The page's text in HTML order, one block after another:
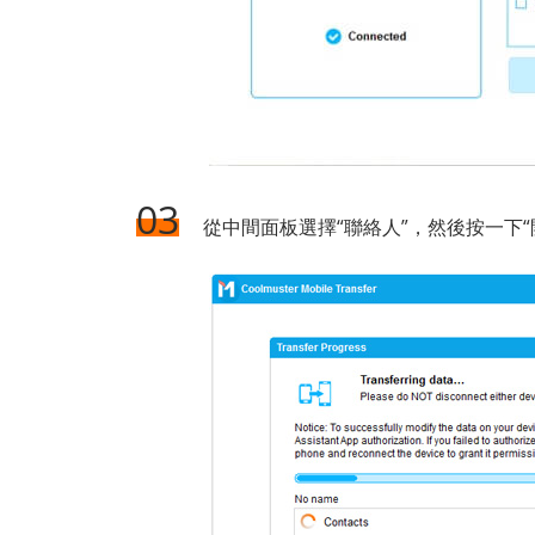
03 從中間面板選擇“聯絡人”，然後按一下